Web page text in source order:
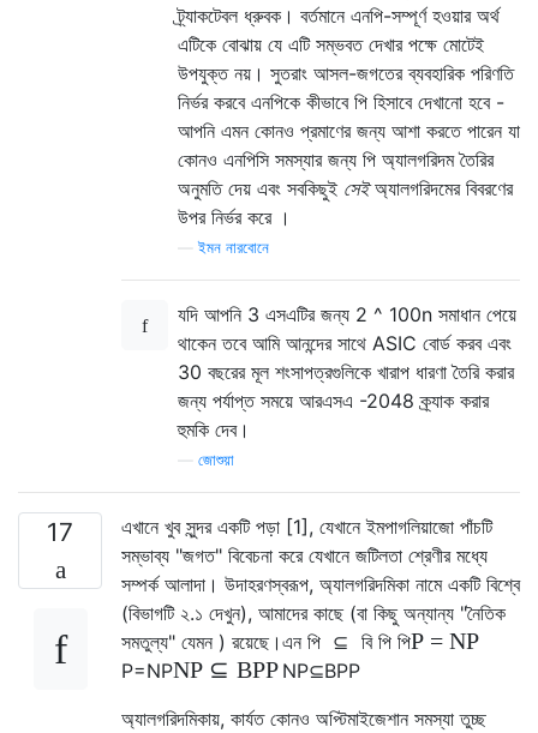
ট্র্যাকটেবল ধ্রুবক। বর্তমানে এনপি-সম্পূর্ণ হওয়ার অর্থ
এটিকে বোঝায় যে এটি সম্ভবত দেখার পক্ষে মোটেই
উপযুক্ত নয়। সুতরাং আসল-জগতের ব্যবহারিক পরিণতি
নির্ভর করবে এনপিকে কীভাবে পি হিসাবে দেখানো হবে -
আপনি এমন কোনও প্রমাণের জন্য আশা করতে পারেন যা
কোনও এনপিসি সমস্যার জন্য পি অ্যালগরিদম তৈরির
অনুমতি দেয় এবং সবকিছুই সেইঅ্যালগরিদমের বিবরণের
উপর নির্ভর করে ।
—ইমন নারবোনে
যদি আপনি 3 এসএটির জন্য 2 ^ 100n সমাধান পেয়ে
থাকেন তবে আমি আনন্দের সাথে ASIC বোর্ড করব এবং
30 বছরের মূল শংসাপত্রগুলিকে খারাপ ধারণা তৈরি করার
জন্য পর্যাপ্ত সময়ে আরএসএ -2048 ক্র্যাক করার
হুমকি দেব।
জোশুয়া
17
এখানে খুব সুন্দর একটি পড়া [1], যেখানে ইমপাগলিয়াজো পাঁচটি
সম্ভাব্য "জগত" বিবেচনা করে যেখানে জটিলতা শ্রেণীর মধ্যে
সম্পর্ক আলাদা। উদাহরণস্বরূপ, অ্যালগরিদমিকা নামে একটি বিশ্বে
(বিভাগটি ২.১ দেখুন), আমাদের কাছে (বা কিছু অন্যান্য "নৈতিক
সমতুল্য" যেমন ) রয়েছে। এন পি ⊆ বি পি পিP = NP
P=NPNP ⊆ BPP NP⊆BPP
অ্যালগরিদমিকায়, কার্যত কোনও অপ্টিমাইজেশান সমস্যা তুচ্ছ